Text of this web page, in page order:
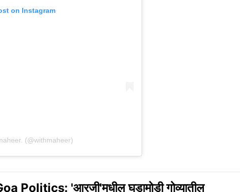
on Instagram
(@withmaheer)
Politics: 'आरजी'मधील घडामोडी गोव्यातील